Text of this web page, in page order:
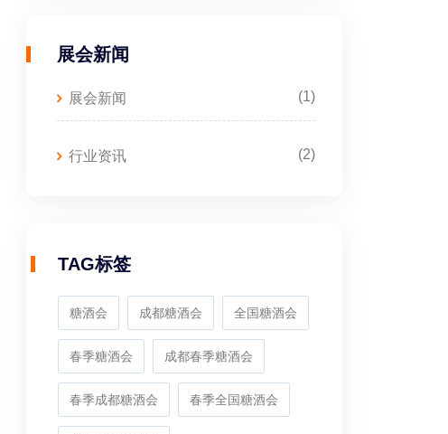
展会新闻
展会新闻 (1)
行业资讯 (2)
TAG标签
糖酒会 成都糖酒会 全国糖酒会
春季糖酒会 成都春季糖酒会
春季成都糖酒会 春季全国糖酒会